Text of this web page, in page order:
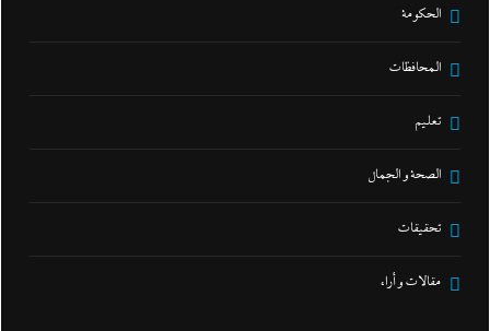
الحكومة
المحافظات
تعليم
الصحة و الجمال
تحقيقات
مقالات و أراء